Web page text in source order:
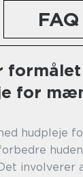
FAQ
for
hudpleje
involverer